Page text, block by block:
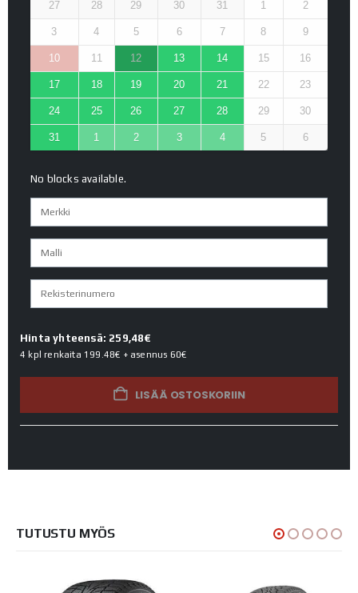
27 28 29 30 31 1 2
3 4 5 6 7 8 9
10 11 12 13 14 15 16
17 18 19 20 21 22 23
24 25 26 27 28 29 30
31 1 2 3 4 5 6
No blocks available.
Hinta yhteensä: 259,48€
4 kpl renkaita 199.48€ + asennus 60€
LISÄÄ OSTOSKORIIN
TUTUSTU MYÖS